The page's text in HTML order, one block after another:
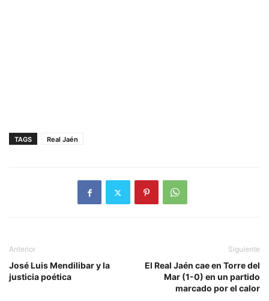
TAGS Real Jaén
Anterior
José Luis Mendilibar y la
justicia poética
Siguiente
El Real Jaén cae en Torre del
Mar (1-0) en un partido
marcado por el calor